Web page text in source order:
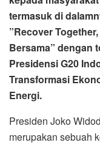
termasuk di
”Recover
Bersama” dengan
Presidensi G20
Transformasi
Energi.
Presiden Joko
merupakan sebuah